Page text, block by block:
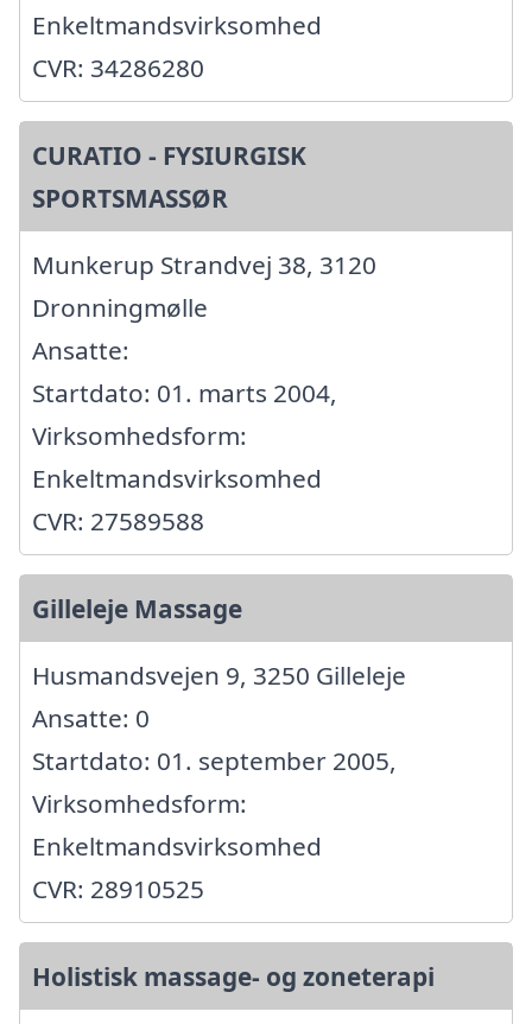
Enkeltmandsvirksomhed
CVR: 34286280
CURATIO - FYSIURGISK
SPORTSMASSØR
Munkerup Strandvej 38, 3120
Dronningmølle
Ansatte:
Startdato: 01. marts 2004,
Virksomhedsform:
Enkeltmandsvirksomhed
CVR: 27589588
Gilleleje Massage
Husmandsvejen 9, 3250 Gilleleje
Ansatte: 0
Startdato: 01. september 2005,
Virksomhedsform:
Enkeltmandsvirksomhed
CVR: 28910525
Holistisk massage- og zoneterapi